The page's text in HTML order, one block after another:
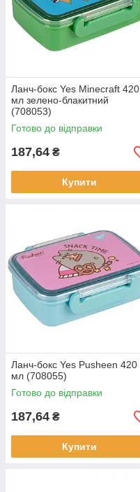
Ланч-бокс Yes Minecraft 420
мл зелено-блакитний
(708053)
Готово до відправки
187,64 ₴
Купити
Ланч-бокс Yes Pusheen 420
мл (708055)
Готово до відправки
187,64 ₴
Купити